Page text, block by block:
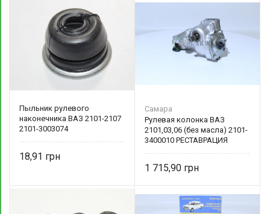
Пыльник рулевого
наконечника ВАЗ 2101-2107
2101-3003074
18,91
Самара
Рулевая колонка ВАЗ
2101,03,06 (без масла) 2101-
3400010 РЕСТАВРАЦИЯ
1 715,90